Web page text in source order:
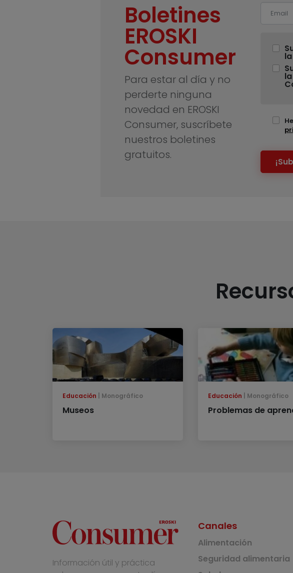
Boletines
EROSKI
Consumer
Para estar al día y no
perderte ninguna
novedad en EROSKI
Consumer, suscríbete
nuestros boletines
gratuitos.
Educación Monográfico
Museos
Educación Monográfico
Problemas de
Información útil y práctica
Canales
Alimentación
Seguridad alimentaria